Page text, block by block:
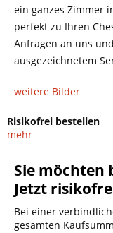
ein ganzes Zimmer
perfekt zu Ihren
Anfragen an uns
ausgezeichnetem
weitere Bilder
Risikofrei bestellen
mehr
Sie möchten
Jetzt
Bei einer
gesamten